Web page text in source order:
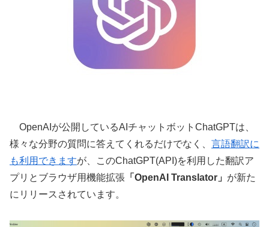
OpenAIが公開しているAIチャットボットChatGPTは、
様々な分野の質問に答えてくれるだけでなく、 言語翻訳に
も利用できますが、このChatGPT(API)を利用した翻訳ア
プリとブラウザ用機能拡張 「OpenAI Translator」 が新た
にリリースされています。